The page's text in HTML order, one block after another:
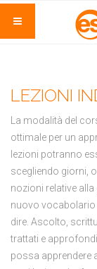
LEZIONI
La modalità del
ottimale per un
lezioni potranno
scegliendo giorni,
nozioni relative
nuovo vocabolario
dire. Ascolto,
trattati e
possa apprendere